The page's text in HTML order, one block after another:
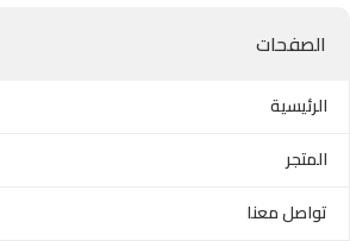
الصفحات
الرئيسية
المتجر
تواصل معنا